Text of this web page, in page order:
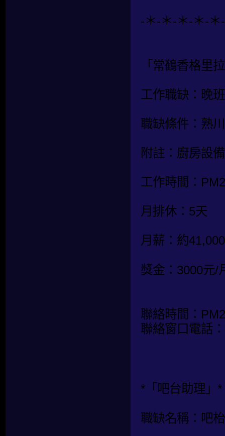
-＊-＊-＊-＊-
「常鶴香格里
工作職缺：晚
職缺條件：熟
附註：廚房設
工作時間：
月排休：5天
月薪：約
獎金：3000元/
聯絡時間：
聯絡窗口電話
*「吧台助理」*
職缺名稱：吧